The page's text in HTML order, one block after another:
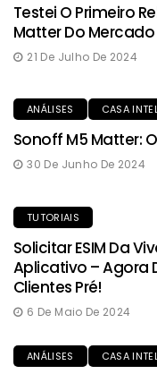
Testei O Primeiro
Matter Do Mercado
21 De Julho De 2024
ANÁLISES CASA
Sonoff M5 Matter:
30 De Junho De 2024
TUTORIAIS
Solicitar ESIM Da
Aplicativo – Agora
Clientes Pré!
6 De Maio De 2024
ANÁLISES CASA